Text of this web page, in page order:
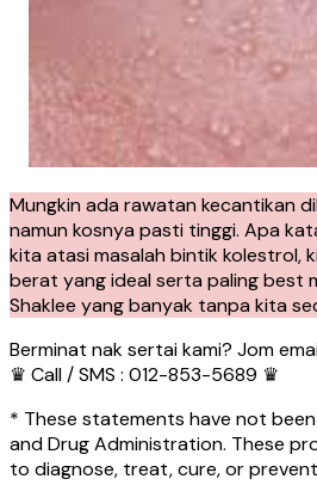
Mungkin ada rawatan kecantikan
namun kosnya pasti tinggi. Apa
kita atasi masalah bintik kolestrol,
berat yang ideal serta paling best
Shaklee yang banyak tanpa kita
Berminat nak sertai kami? Jom
♛ Call / SMS : 012-853-5689 ♛
* These statements have not
and Drug Administration. These
to diagnose, treat, cure, or